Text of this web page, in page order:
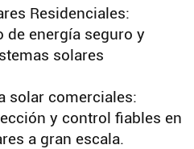
Residenciales:
de energía seguro y
solares
solar comerciales:
y control fiables en
a gran escala.